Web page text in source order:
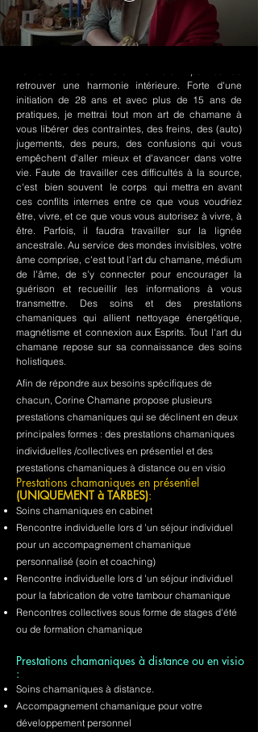
retrouver une harmonie intérieure. Forte d'une
initiation de 28 ans et avec plus de 15 ans de
pratiques, je mettrai tout mon art de chamane à
vous libérer des contraintes, des freins, des (auto)
jugements, des peurs, des confusions qui vous
empêchent d'aller mieux et d'avancer dans votre
vie. Faute de travailler ces difficultés à la source,
c'est bien souvent le corps qui mettra en avant
ces conflits internes entre ce que vous voudriez
être, vivre, et ce que vous vous autorisez à vivre, à
être. Parfois, il faudra travailler sur la lignée
ancestrale. Au service des mondes invisibles, votre
âme comprise, c'est tout l'art du chamane, médium
de l'âme, de s'y connecter pour encourager la
guérison et recueillir les informations à vous
transmettre. Des soins et des prestations
chamaniques qui allient nettoyage énergétique,
magnétisme et connexion aux Esprits. Tout l'art du
chamane repose sur sa connaissance des soins
holistiques.
Afin de répondre aux besoins spécifiques de
chacun, Corine Chamane propose plusieurs
prestations chamaniques qui se déclinent en deux
principales formes : des prestations chamaniques
individuelles /collectives en présentiel et des
prestations chamaniques à distance ou en visio
Prestations chamaniques en présentiel
(UNIQUEMENT à TARBES):
Soins chamaniques en cabinet
Rencontre individuelle lors d 'un séjour individuel
pour un accompagnement chamanique
personnalisé (soin et coaching)
Rencontre individuelle lors d 'un séjour individuel
pour la fabrication de votre tambour chamanique
Rencontres collectives sous forme de stages d'été
ou de formation chamanique
Prestations chamaniques à distance ou en visio
:
Soins chamaniques à distance.
Accompagnement chamanique pour votre
développement personnel